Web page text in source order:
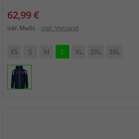
Preis
62,99 €
inkl. MwSt. zzgl. Versand
XS S M L XL 2XL 3XL